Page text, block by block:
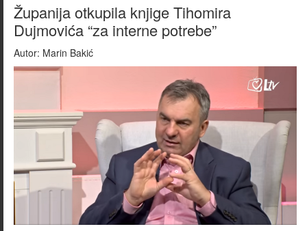
Županija otkupila knjige Tihomira
Dujmovića “za interne potrebe”
Autor: Marin Bakić